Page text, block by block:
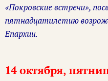
«Покровские встречи»,
пятнадцатилетию
Епархии.
14 октября,